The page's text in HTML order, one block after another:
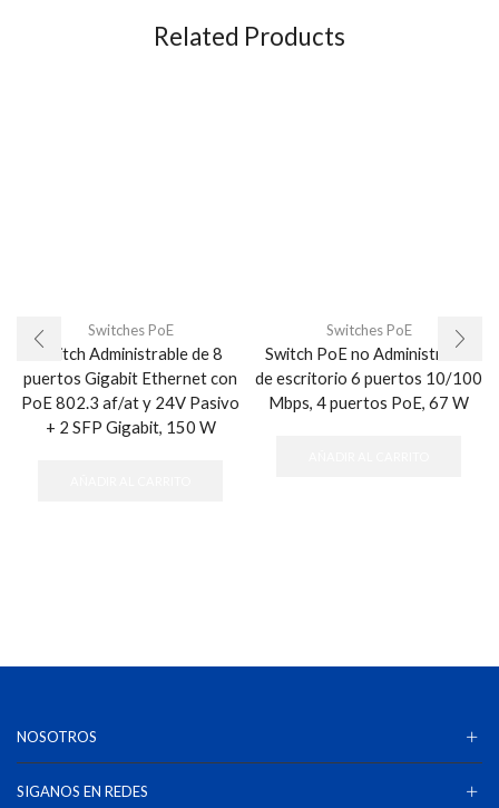
Related Products
Switches PoE
Switch Administrable de 8
puertos Gigabit Ethernet con
PoE 802.3 af/at y 24V Pasivo
+ 2 SFP Gigabit, 150 W
Switches PoE
Switch PoE no Administrable
de escritorio 6 puertos 10/100
Mbps, 4 puertos PoE, 67 W
NOSOTROS
SIGANOS EN REDES